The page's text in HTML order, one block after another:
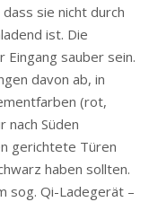
sie nicht durch
ist. Die
sauber sein.
davon ab, in
(rot,
nach Süden
gerichtete Türen
haben sollten.
sog. Qi-Ladegerät –